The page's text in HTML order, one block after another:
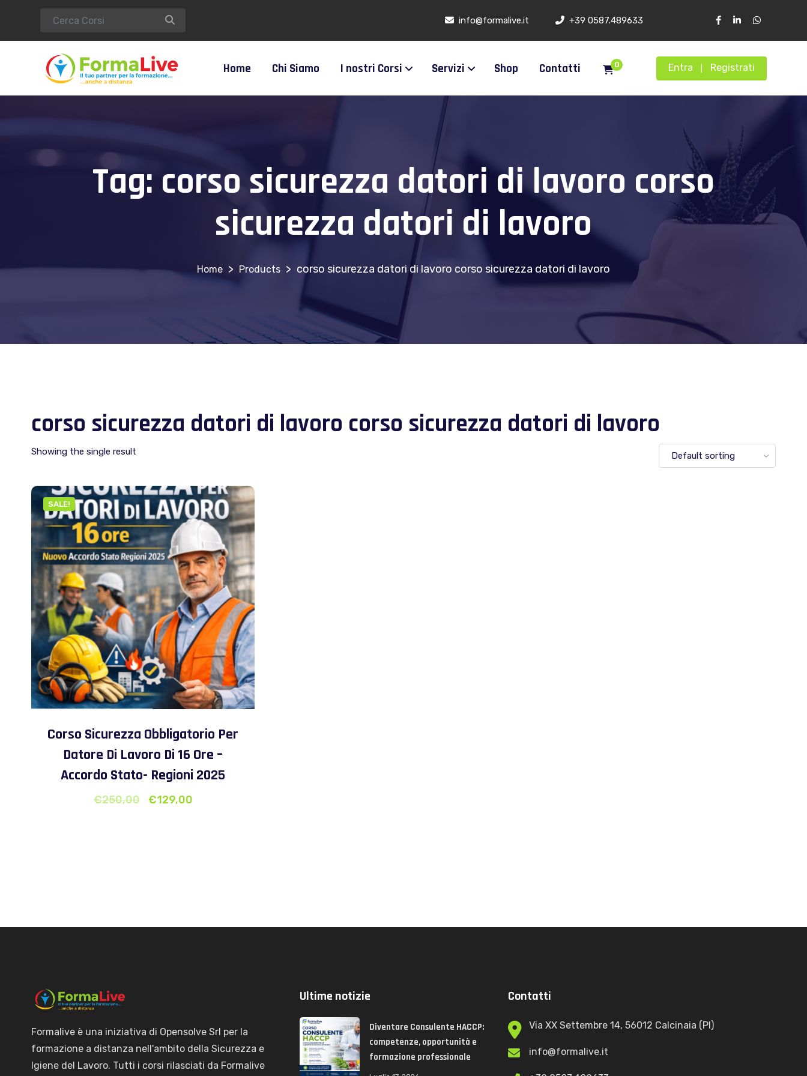
info@formalive.it +39 0587.489633
Home Chi Siamo I nostri Corsi Servizi Shop Contatti 0 Entra Registrati
Tag: corso sicurezza datori di lavoro corso
sicurezza datori di lavoro
> Products > corso sicurezza datori di lavoro corso sicurezza datori di lavoro
corso sicurezza datori di lavoro corso sicurezza datori di lavoro
Showing the single result
SALE!
Corso Sicurezza Obbligatorio Per
Datore Di Lavoro Di 16 Ore –
Accordo Stato- Regioni 2025
€250,00 €129,00
Formalive è una iniziativa di Opensolve Srl per la
formazione a distanza nell'ambito della Sicurezza e
Igiene del Lavoro. Tutti i corsi rilasciati da Formalive
Ultime notizie
Diventare Consulente HACCP:
competenze, opportunità e
formazione professionale
Contatti
Via XX Settembre 14, 56012 Calcinaia (PI)
info@formalive.it